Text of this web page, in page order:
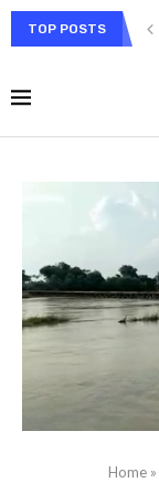
TOP POSTS
Home»